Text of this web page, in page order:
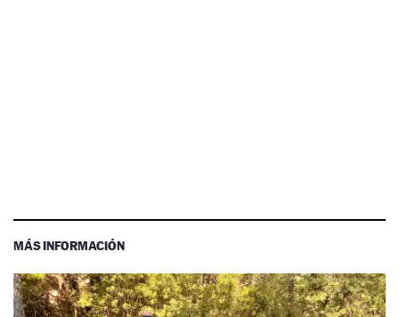
MÁS INFORMACIÓN